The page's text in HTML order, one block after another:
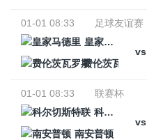
01-01 08:33
足球友谊赛
皇家马德里
vs
费伦茨瓦罗斯
01-01 08:33
联赛杯
科尔切斯特联
vs
南安普顿